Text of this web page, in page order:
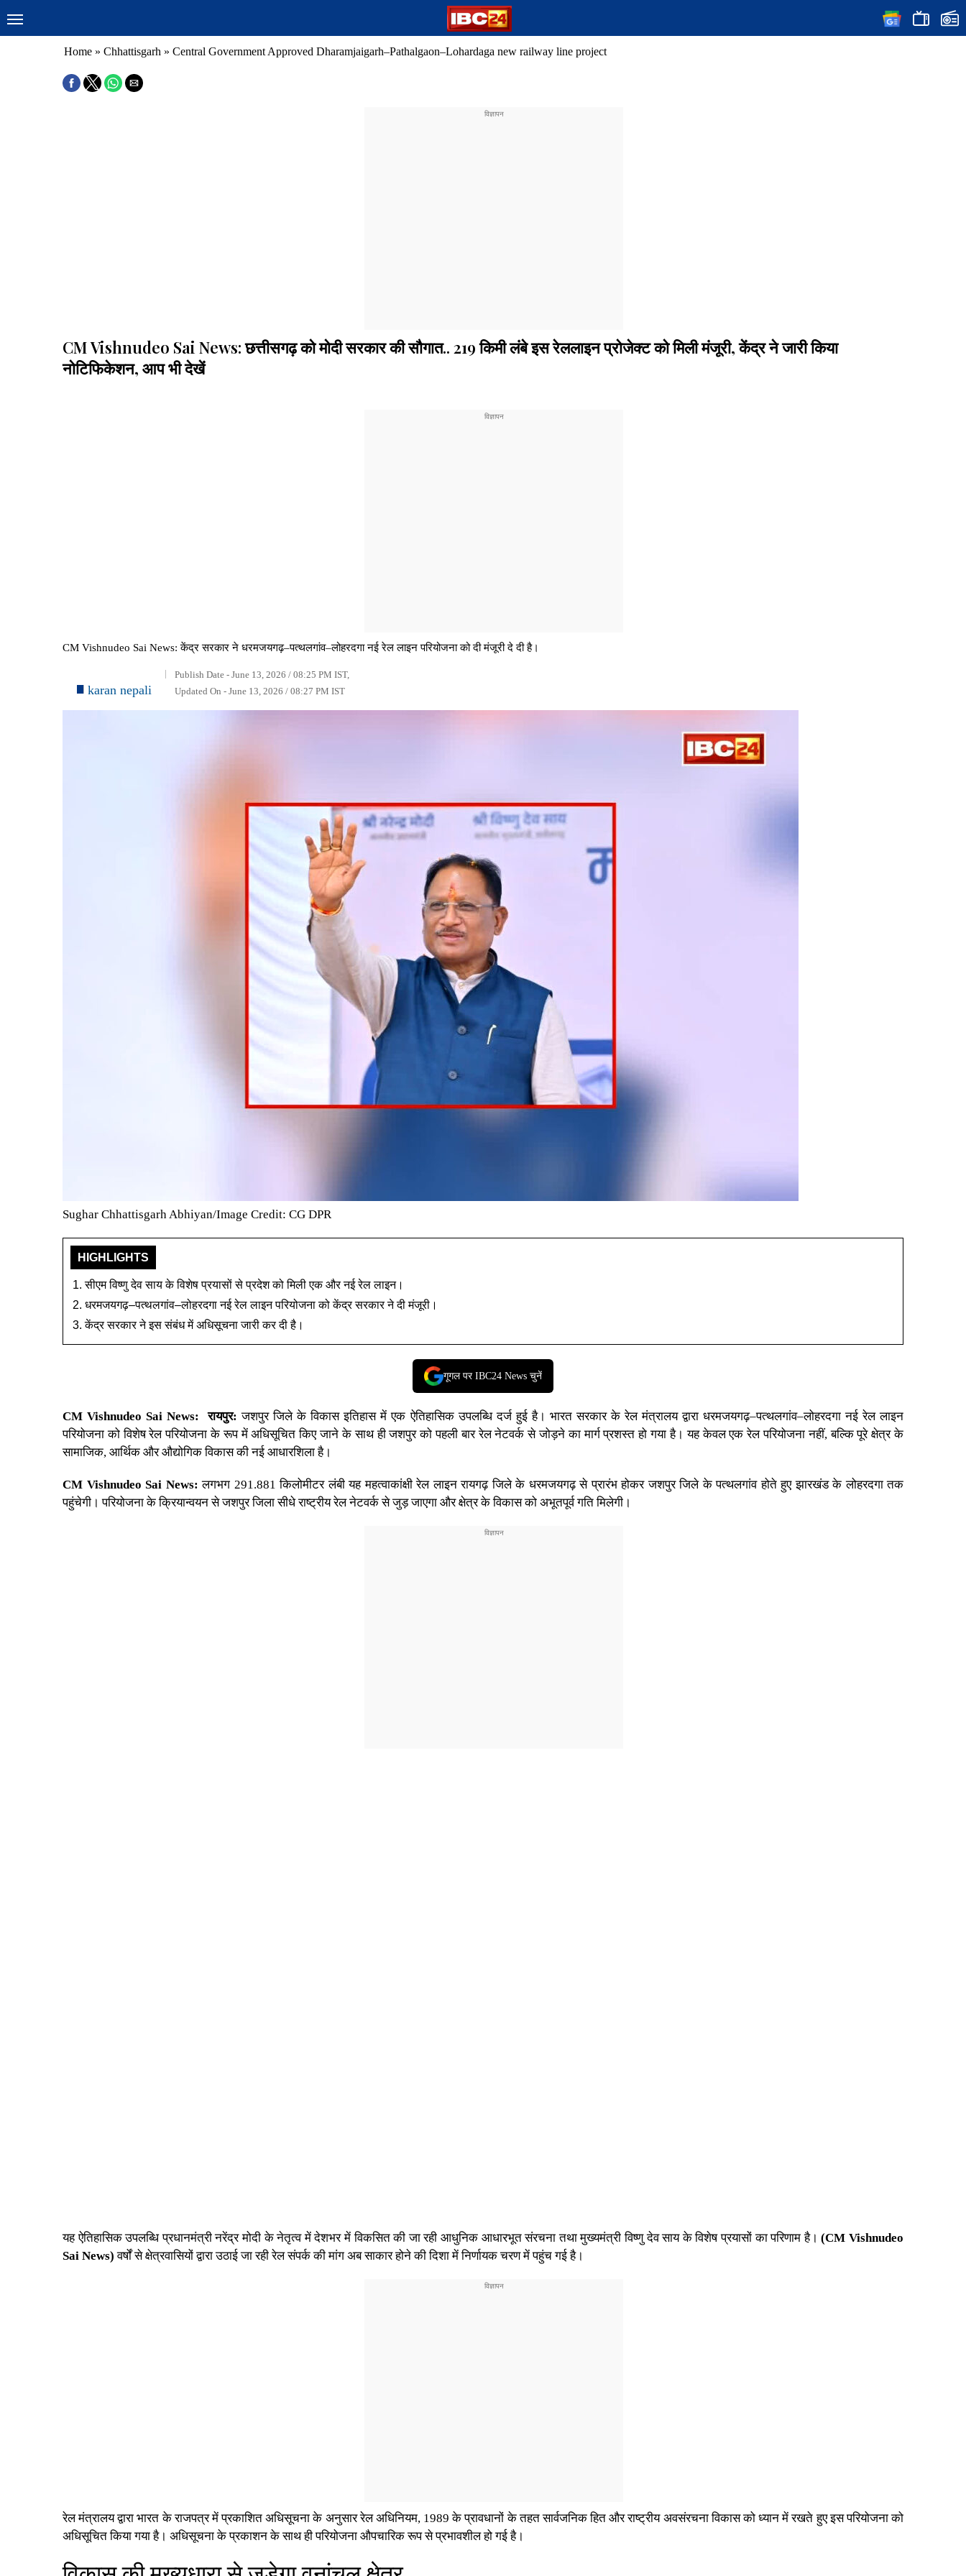
Home » Chhattisgarh » Central Government Approved Dharamjaigarh–Pathalgaon–Lohardaga new railway line project
CM Vishnudeo Sai News: छत्तीसगढ़ को मोदी सरकार की सौगात.. 219 किमी लंबे इस रेललाइन प्रोजेक्ट को मिली मंजूरी, केंद्र ने जारी किया
नोटिफिकेशन, आप भी देखें
CM Vishnudeo Sai News: केंद्र सरकार ने धरमजयगढ़–पत्थलगांव–लोहरदगा नई रेल लाइन परियोजना को दी मंजूरी दे दी है।
karan nepali
Publish Date - June 13, 2026 / 08:25 PM IST,
Updated On - June 13, 2026 / 08:27 PM IST
Sughar Chhattisgarh Abhiyan/Image Credit: CG DPR
HIGHLIGHTS
सीएम विष्णु देव साय के विशेष प्रयासों से प्रदेश को मिली एक और नई रेल लाइन।
धरमजयगढ़–पत्थलगांव–लोहरदगा नई रेल लाइन परियोजना को केंद्र सरकार ने दी मंजूरी।
केंद्र सरकार ने इस संबंध में अधिसूचना जारी कर दी है।
गूगल पर IBC24 News चुनें
CM Vishnudeo Sai News: रायपुर: जशपुरजिले के विकास इतिहास में एक ऐतिहासिक उपलब्धि दर्ज हुई है। भारत सरकार के रेल मंत्रालय द्वारा धरमजयगढ़–पत्थलगांव–लोहरदगा नई रेल लाइन
परियोजना को विशेष रेल परियोजना के रूप में अधिसूचित किए जाने के साथ ही जशपुर को पहली बार रेल नेटवर्क से जोड़ने का मार्ग प्रशस्त हो गया है। यह केवल एक रेल परियोजना नहीं, बल्कि पूरे क्षेत्र के
सामाजिक, आर्थिक और औद्योगिक विकास की नई आधारशिला है।
CM Vishnudeo Sai News: लगभग 291.881 किलोमीटर लंबी यह महत्वाकांक्षी रेल लाइनरायगढ़जिले के धरमजयगढ़ से प्रारंभ होकरजशपुरजिले के पत्थलगांव होते हुए झारखंड के लोहरदगा तक
पहुंचेगी। परियोजना के क्रियान्वयन से जशपुर जिला सीधे राष्ट्रीय रेल नेटवर्क से जुड़ जाएगा और क्षेत्र के विकास को अभूतपूर्व गति मिलेगी।
यह ऐतिहासिक उपलब्धिप्रधानमंत्री नरेंद्र मोदी के नेतृत्व में देशभर में विकसित की जा रही आधुनिक आधारभूत संरचना तथामुख्यमंत्री विष्णु देव सायके विशेष प्रयासों का परिणाम है।(CM Vishnudeo
Sai News) वर्षों से क्षेत्रवासियों द्वारा उठाई जा रही रेल संपर्क की मांग अब साकार होने की दिशा में निर्णायक चरण में पहुंच गई है।
रेल मंत्रालय द्वारा भारत के राजपत्र में प्रकाशित अधिसूचना के अनुसार रेल अधिनियम, 1989 के प्रावधानों के तहत सार्वजनिक हित और राष्ट्रीय अवसंरचना विकास को ध्यान में रखते हुए इस परियोजना को
अधिसूचित किया गया है। अधिसूचना के प्रकाशन के साथ ही परियोजना औपचारिक रूप से प्रभावशील हो गई है।